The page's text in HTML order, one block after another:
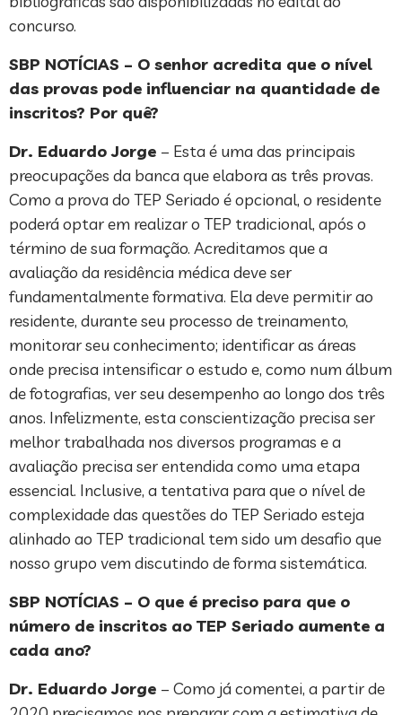
concurso.
SBP NOTÍCIAS – O senhor acredita que o nível
das provas pode influenciar na quantidade de
inscritos? Por quê?
Dr. Eduardo Jorge – Esta é uma das principais
preocupações da banca que elabora as três provas.
Como a prova do TEP Seriado é opcional, o residente
poderá optar em realizar o TEP tradicional, após o
término de sua formação. Acreditamos que a
avaliação da residência médica deve ser
fundamentalmente formativa. Ela deve permitir ao
residente, durante seu processo de treinamento,
monitorar seu conhecimento; identificar as áreas
onde precisa intensificar o estudo e, como num álbum
de fotografias, ver seu desempenho ao longo dos três
anos. Infelizmente, esta conscientização precisa ser
melhor trabalhada nos diversos programas e a
avaliação precisa ser entendida como uma etapa
essencial. Inclusive, a tentativa para que o nível de
complexidade das questões do TEP Seriado esteja
alinhado ao TEP tradicional tem sido um desafio que
nosso grupo vem discutindo de forma sistemática.
SBP NOTÍCIAS – O que é preciso para que o
número de inscritos ao TEP Seriado aumente a
cada ano?
Dr. Eduardo Jorge – Como já comentei, a partir de